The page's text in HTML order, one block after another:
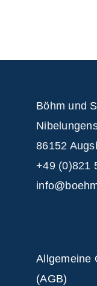
Böhm und
86152
+49 (0)821
Allgemeine
(AGB)